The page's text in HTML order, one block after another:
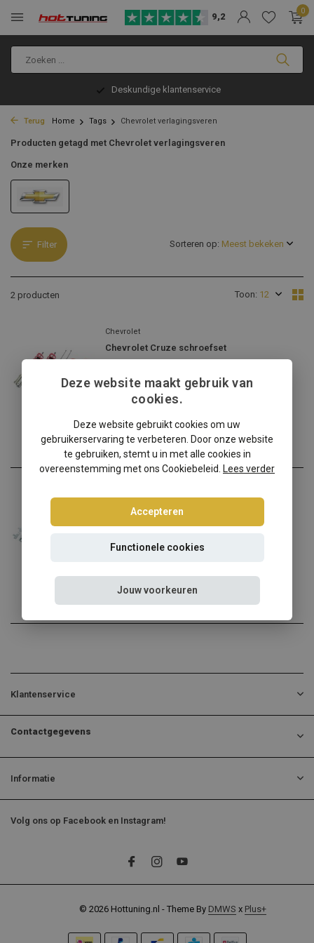
9,2
0
Deskundige klantenservice
Terug Home Tags Chevrolet verlagingsveren
Producten getagd met Chevrolet verlagingsveren
Onze merken
Filter
2 producten Toon:
Sorteren op:
Chevrolet
Chevrolet Cruze schroefset
€324,95
Chevrolet Malibu? Kies da...
€314,95
Klantenservice
Contactgegevens
Informatie
Volg ons op Facebook en Instagram!
© 2026 Hottuning.nl - Theme By DMWS x Plus+
Deze website maakt gebruik van
cookies.
Deze website gebruikt cookies om uw
gebruikerservaring te verbeteren. Door onze website
te gebruiken, stemt u in met alle cookies in
overeenstemming met ons Cookiebeleid.
Lees verder
Accepteren
Functionele cookies
Jouw voorkeuren